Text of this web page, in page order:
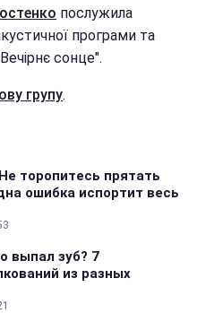
послужила
програми та
сонце".
групу.
торопитесь прятать
ошибка испортит весь
выпал зуб? 7
из разных